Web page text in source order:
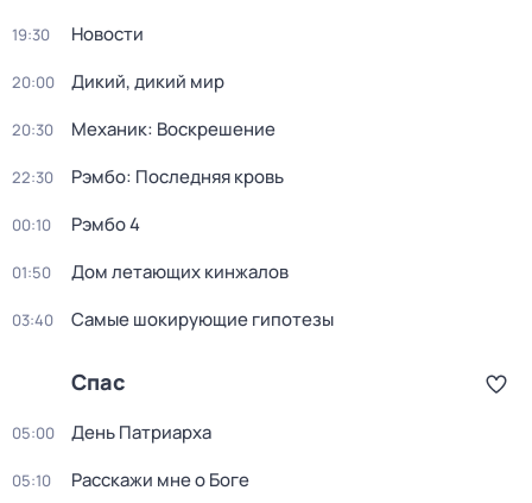
19:30 Новости
20:00 Дикий, дикий мир
20:30 Механик: Воскрешение
22:30 Рэмбо: Последняя кровь
00:10 Рэмбо 4
01:50 Дом летающих кинжалов
03:40 Самые шoкиpующие гипотезы
Спас
05:00 День Патриарха
05:10 Расскажи мне о Боге